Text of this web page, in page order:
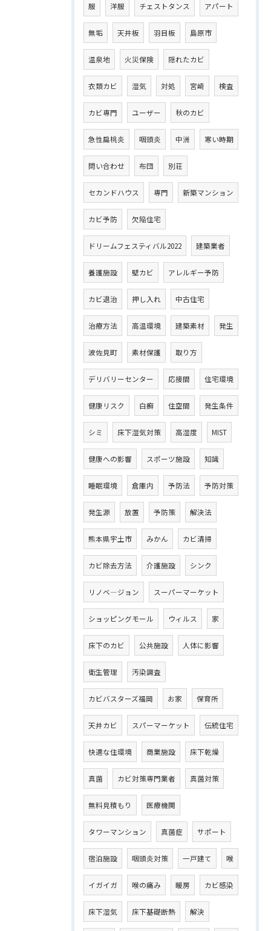
服 洋服 チェストタンス アパート
無垢 天井板 羽目板 島原市
温泉地 火災保険 隠れたカビ
衣類カビ 湿気 対処 宮崎 検査
カビ専門 ユーザー 秋のカビ
急性扁桃炎 咽頭炎 中洲 寒い時期
問い合わせ 布団 別荘
セカンドハウス 専門 新築マンション
カビ予防 欠陥住宅
ドリームフェスティバル2022 建築業者
養護施設 壁カビ アレルギー予防
カビ退治 押し入れ 中古住宅
治療方法 高温環境 建築素材 発生
波佐見町 素材保護 取り方
デリバリーセンター 応接間 住宅環境
健康リスク 白癬 住空間 発生条件
シミ 床下湿気対策 高湿度 MIST
健康への影響 スポーツ施設 知識
睡眠環境 倉庫内 予防法 予防対策
発生源 放置 予防策 解決法
熊本県宇土市 みかん カビ清掃
カビ除去方法 介護施設 シンク
リノベ―ジョン スーパーマーケット
ショッピングモール ウィルス 家
床下のカビ 公共施設 人体に影響
衛生管理 汚染調査
カビバスターズ福岡 お家 保育所
天井カビ スパーマーケット 伝統住宅
快適な住環境 商業施設 床下乾燥
真菌 カビ対策専門業者 真菌対策
無料見積もり 医療機関
タワーマンション 真菌症 サポート
宿泊施設 咽頭炎対策 一戸建て 喉
イガイガ 喉の痛み 暖房 カビ感染
床下湿気 床下基礎断熱 解決